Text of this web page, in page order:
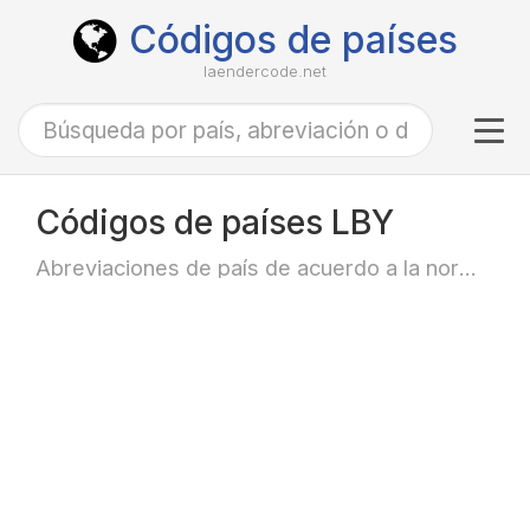
Códigos de países
laendercode.net
Códigos de países LBY
Abreviaciones de país de acuerdo a la norma ISO-3166 alfa-3